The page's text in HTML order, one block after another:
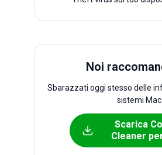
Noi
Sbarazzati oggi stesso delle
sistemi Mac:
Scarica
Cleaner